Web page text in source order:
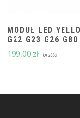
MODUŁ LED
G22 G23 G26 G80
199,00 zł brutto